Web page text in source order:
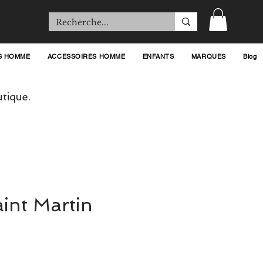
HOMME ACCESSOIRES HOMME ENFANTS MARQUES Blog
Martin